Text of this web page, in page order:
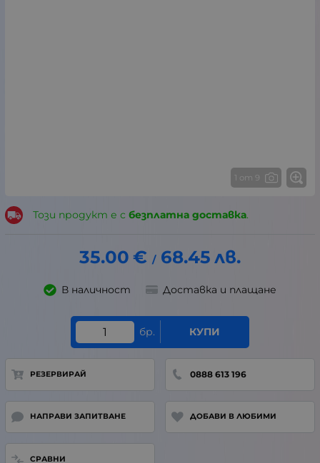
1 от 9
Този продукт е с безплатна доставка.
35.00 € / 68.45 лв.
В наличност Доставка и плащане
бр. КУПИ
РЕЗЕРВИРАЙ 0888 613 196
НАПРАВИ ЗАПИТВАНЕ ДОБАВИ В ЛЮБИМИ
СРАВНИ